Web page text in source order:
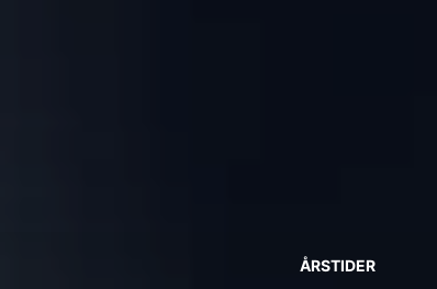
ÅRSTIDER